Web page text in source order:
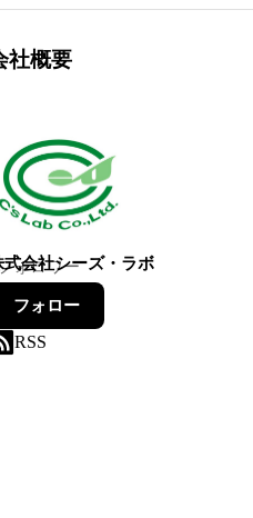
社概要
式会社シーズ・ラボ
ォロワー
フォロー
RSS